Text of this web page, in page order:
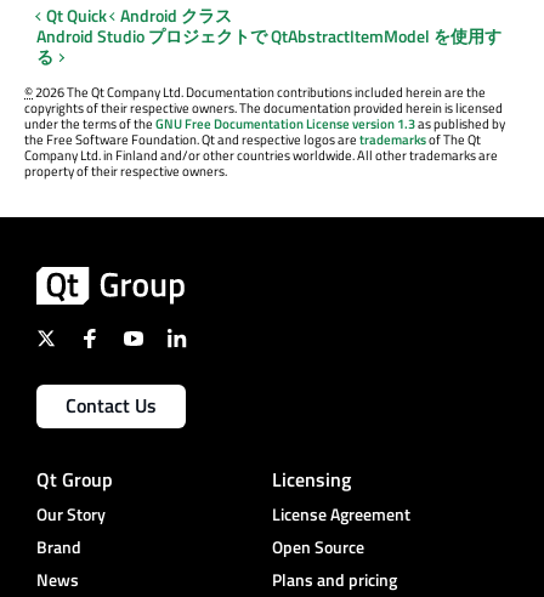
Qt Quick
Android Studio プロジェクトで QtAbstractItemModel を使用す
る
Android クラス
©2026 The Qt Company Ltd. Documentation contributions included herein are the
copyrights of their respective owners. The documentation provided herein is licensed
under the terms of theGNU Free Documentation License version 1.3as published by
the Free Software Foundation. Qt and respective logos aretrademarksof The Qt
Company Ltd. in Finland and/or other countries worldwide. All other trademarks are
property of their respective owners.
Contact Us
Qt Group
Our Story
Brand
News
Licensing
License Agreement
Open Source
Plans and pricing